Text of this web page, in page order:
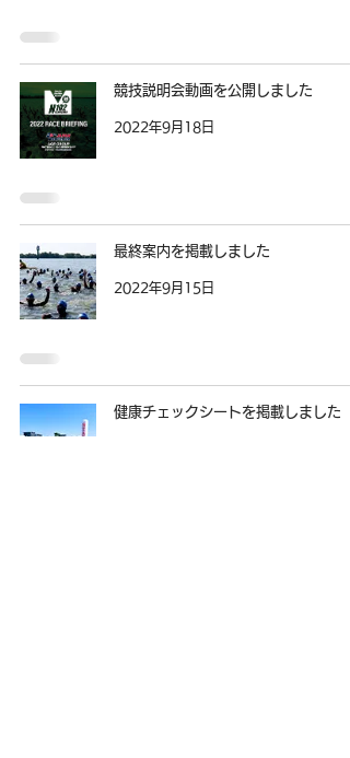
競技説明会動画を公開しました
2022年9月18日
最終案内を掲載しました
2022年9月15日
健康チェックシートを掲載しました